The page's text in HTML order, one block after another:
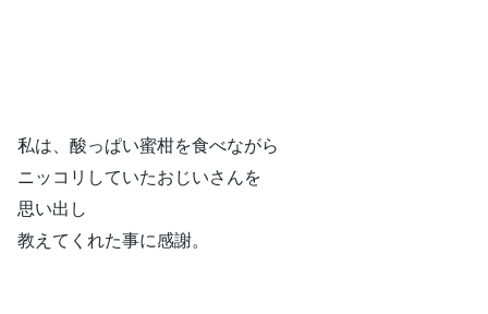
私は、酸っぱい蜜柑を食べながら
ニッコリしていたおじいさんを
思い出し
教えてくれた事に感謝。